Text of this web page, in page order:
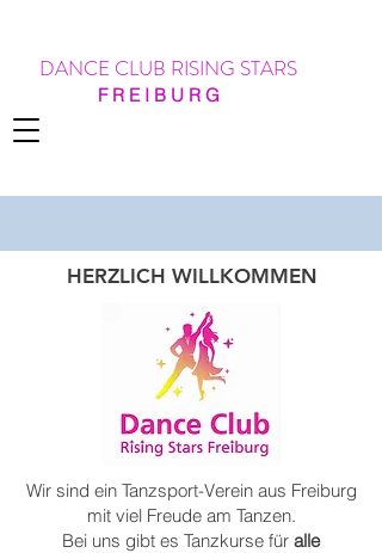
DANCE CLUB RISING STARS
F R E I B U R G
HERZLICH WILLKOMMEN
Wir sind ein Tanzsport-Verein aus Freiburg
mit viel Freude am Tanzen.
Bei uns gibt es Tanzkurse für alle